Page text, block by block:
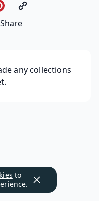
Share
any collections
to